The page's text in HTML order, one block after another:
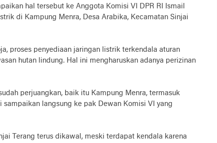
hal tersebut ke Anggota Komisi VI DPR RI Ismail
di Kampung Menra, Desa Arabika, Kecamatan Sinjai
proses penyediaan jaringan listrik terkendala aturan
hutan lindung. Hal ini mengharuskan adanya perizinan
perjuangkan, baik itu Kampung Menra, termasuk
sampaikan langsung ke pak Dewan Komisi VI yang
Terang terus dikawal, meski terdapat kendala karena